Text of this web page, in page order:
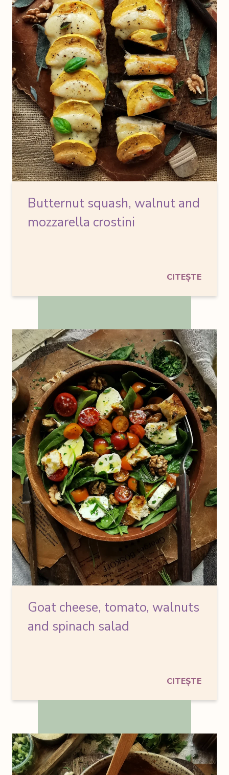
Butternut squash, walnut and
mozzarella crostini
CITEȘTE
Goat cheese, tomato, walnuts
and spinach salad
CITEȘTE